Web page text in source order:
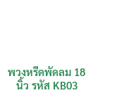
พวงหรีดพัดลม 18
นิ้ว รหัส KB03